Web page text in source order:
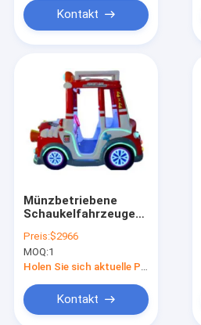
Kontakt
Münzbetriebene
Schaukelfahrzeuge
und fröhliche Lieder
für Kinder
Preis:$2966
MOQ:1
Holen Sie sich aktuelle Preis
Kontakt